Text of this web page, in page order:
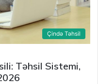
Çində Təhsil
Təhsil Sistemi,